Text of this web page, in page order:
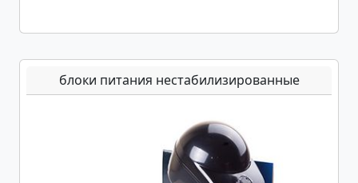
блоки питания нестабилизированные